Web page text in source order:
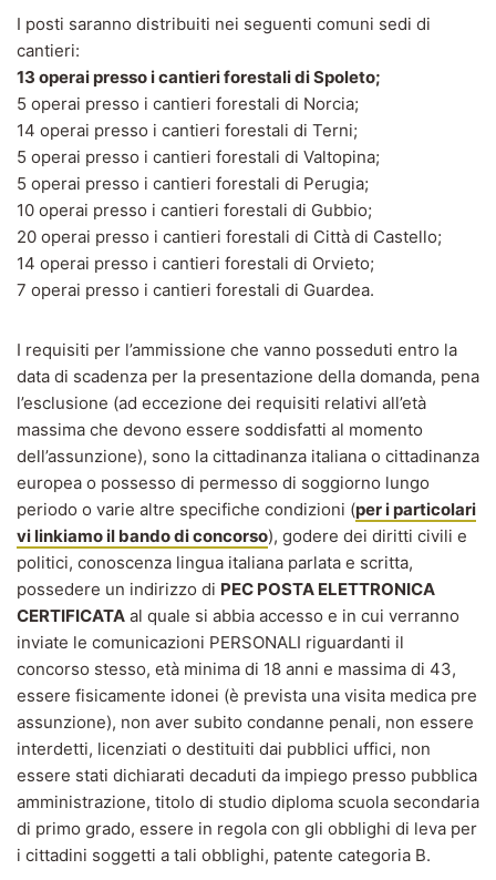
I posti saranno distribuiti nei seguenti comuni sedi di
cantieri:
13 operai presso i cantieri forestali di Spoleto;
5 operai presso i cantieri forestali di Norcia;
14 operai presso i cantieri forestali di Terni;
5 operai presso i cantieri forestali di Valtopina;
5 operai presso i cantieri forestali di Perugia;
10 operai presso i cantieri forestali di Gubbio;
20 operai presso i cantieri forestali di Città di Castello;
14 operai presso i cantieri forestali di Orvieto;
7 operai presso i cantieri forestali di Guardea.
I requisiti per l’ammissione che vanno posseduti entro la
data di scadenza per la presentazione della domanda, pena
l’esclusione (ad eccezione dei requisiti relativi all’età
massima che devono essere soddisfatti al momento
dell’assunzione), sono la cittadinanza italiana o cittadinanza
europea o possesso di permesso di soggiorno lungo
periodo o varie altre specifiche condizioni (per i particolari
vi linkiamo il bando di concorso), godere dei diritti civili e
politici, conoscenza lingua italiana parlata e scritta,
possedere un indirizzo di PEC POSTA ELETTRONICA
CERTIFICATA al quale si abbia accesso e in cui verranno
inviate le comunicazioni PERSONALI riguardanti il
concorso stesso, età minima di 18 anni e massima di 43,
essere fisicamente idonei (è prevista una visita medica pre
assunzione), non aver subito condanne penali, non essere
interdetti, licenziati o destituiti dai pubblici uffici, non
essere stati dichiarati decaduti da impiego presso pubblica
amministrazione, titolo di studio diploma scuola secondaria
di primo grado, essere in regola con gli obblighi di leva per
i cittadini soggetti a tali obblighi, patente categoria B.